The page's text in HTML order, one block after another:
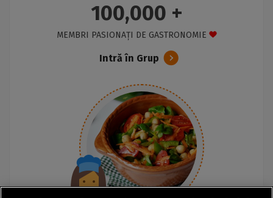
100,000 +
MEMBRI PASIONAȚI DE GASTRONOMIE
Intră în Grup